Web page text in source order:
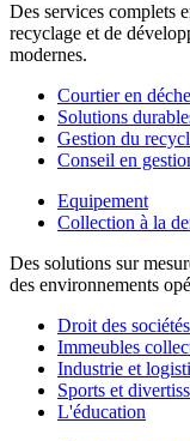
Des services complets
recyclage et de
modernes.
Courtier en
Solutions
Gestion du
Conseil en
Equipement
Collection à la
Des solutions sur
des environnements
Droit des
Immeubles
Industrie et
Sports et
L'éducation